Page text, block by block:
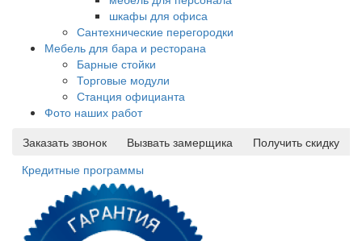
шкафы для офиса
Сантехнические перегородки
Мебель для бара и ресторана
Барные стойки
Торговые модули
Станция официанта
Фото наших работ
Заказать звонок
Вызвать замерщика
Получить скидку
Кредитные программы